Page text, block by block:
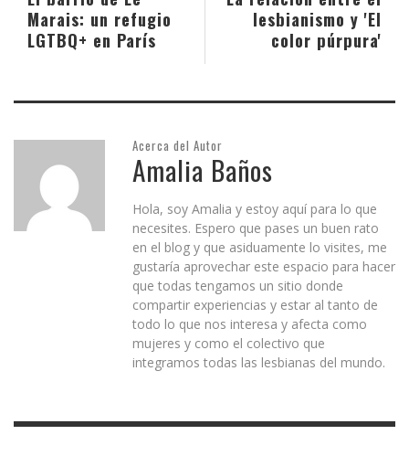
lesbianismo y 'El
color púrpura'
Marais: un refugio
LGTBQ+ en París
Acerca del Autor
Amalia Baños
Hola, soy Amalia y estoy aquí para lo que
necesites. Espero que pases un buen rato
en el blog y que asiduamente lo visites, me
gustaría aprovechar este espacio para hacer
que todas tengamos un sitio donde
compartir experiencias y estar al tanto de
todo lo que nos interesa y afecta como
mujeres y como el colectivo que
integramos todas las lesbianas del mundo.